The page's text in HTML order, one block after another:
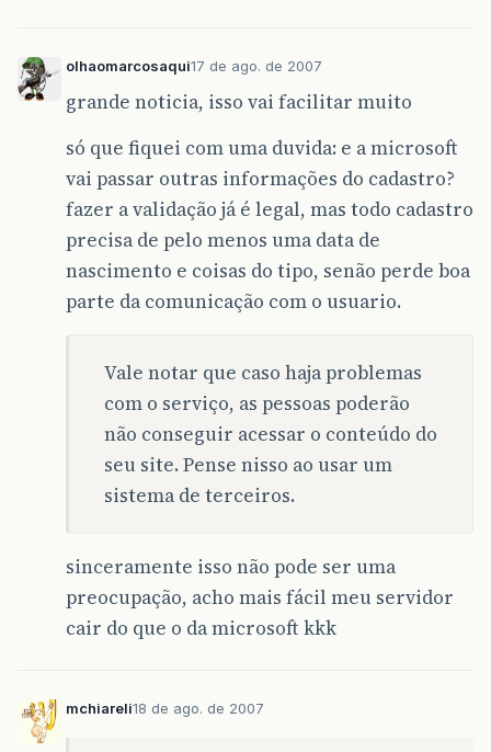
olhaomarcosaqui17 de ago. de 2007
grande noticia, isso vai facilitar muito
só que fiquei com uma duvida: e a microsoft
vai passar outras informações do cadastro?
fazer a validação já é legal, mas todo cadastro
precisa de pelo menos uma data de
nascimento e coisas do tipo, senão perde boa
parte da comunicação com o usuario.
Vale notar que caso haja problemas
com o serviço, as pessoas poderão
não conseguir acessar o conteúdo do
seu site. Pense nisso ao usar um
sistema de terceiros.
sinceramente isso não pode ser uma
preocupação, acho mais fácil meu servidor
cair do que o da microsoft kkk
mchiareli18 de ago. de 2007